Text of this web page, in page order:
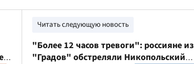
Читать следующую новость
"Более 12 часов тревоги": россияне из
"Градов" обстреляли Никопольский